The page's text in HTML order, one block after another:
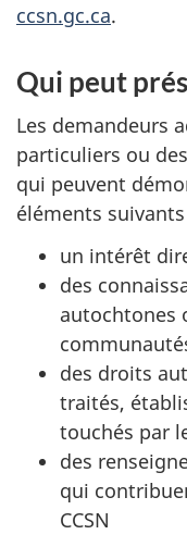
ccsn.gc.ca.
Qui peut
Les demandeurs
particuliers ou
qui peuvent
éléments
un intérêt
des
autochtones
des droits
traités,
touchés par
des
qui
CCSN